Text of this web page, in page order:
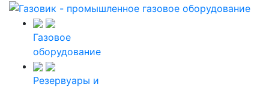
Газовое
оборудование
Резервуары и